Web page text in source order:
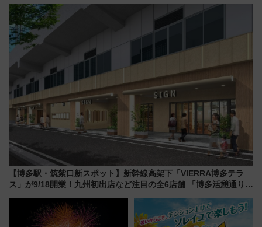
7/24-26開催！ 有料席はJRE
MALLで予約可能
ーン始まる 条件は「夏の国内
線に2回搭乗」
【博多駅・筑紫口新スポット】新幹線高架下「VIERRA博多テラ
ス」が9/18開業！九州初出店など注目の全6店舗 「博多活憩通り」